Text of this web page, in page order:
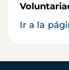
Ir a la